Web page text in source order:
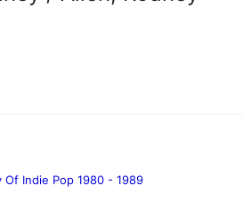
Of Indie Pop 1980 - 1989